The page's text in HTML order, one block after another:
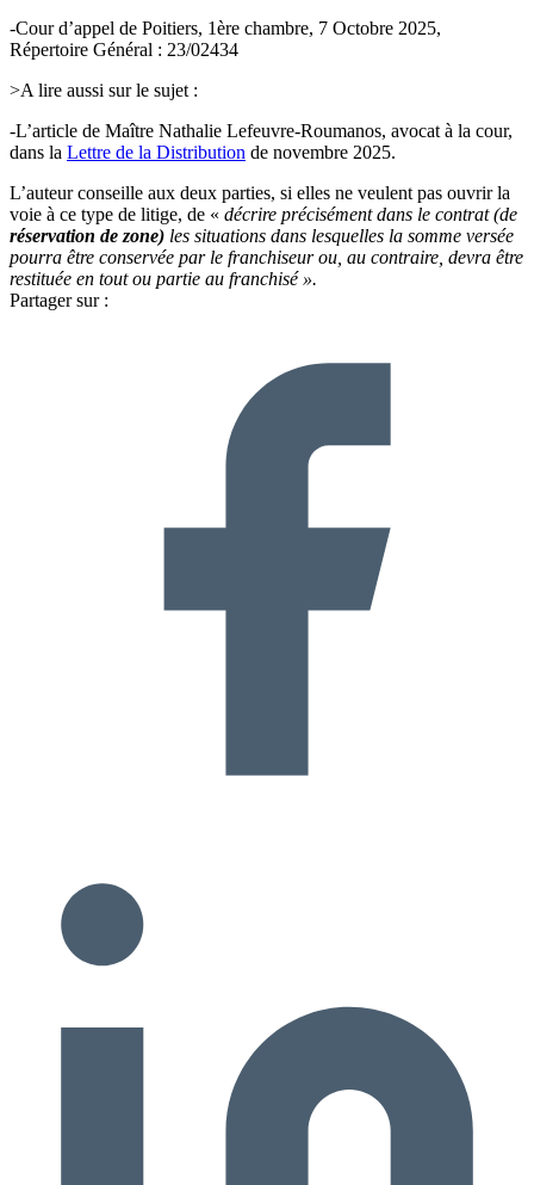
-Cour d’appel de Poitiers, 1ère chambre, 7 Octobre 2025,
Répertoire Général : 23/02434
>A lire aussi sur le sujet :
-L’article de Maître Nathalie Lefeuvre-Roumanos, avocat à la cour,
dans la Lettre de la Distribution de novembre 2025.
L’auteur conseille aux deux parties, si elles ne veulent pas ouvrir la
voie à ce type de litige, de « décrire précisément dans le contrat (de
réservation de zone) les situations dans lesquelles la somme versée
pourra être conservée par le franchiseur ou, au contraire, devra être
restituée en tout ou partie au franchisé ».
Partager sur :